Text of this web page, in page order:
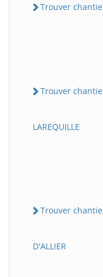
Trouver
Trouver
LAREQUILLE
Trouver
D'ALLIER